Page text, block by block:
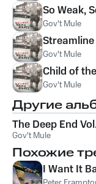
So Weak,
Gov't Mule
Gov't Mule
Child of
Gov't Mule
Другие
The Deep End Vol.
Gov't Mule
Похожие
I Want It